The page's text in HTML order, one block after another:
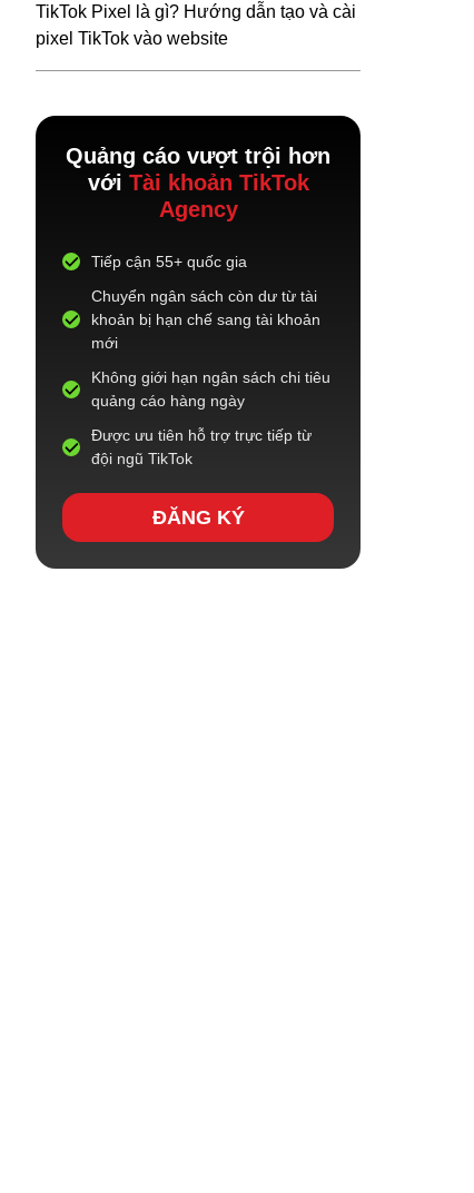
TikTok Pixel là gì? Hướng dẫn tạo và cài
pixel TikTok vào website
Quảng cáo vượt trội hơn
với Tài khoản TikTok
Agency
Tiếp cận 55+ quốc gia
Chuyển ngân sách còn dư từ tài
khoản bị hạn chế sang tài khoản
mới
Không giới hạn ngân sách chi tiêu
quảng cáo hàng ngày
Được ưu tiên hỗ trợ trực tiếp từ
đội ngũ TikTok
ĐĂNG KÝ